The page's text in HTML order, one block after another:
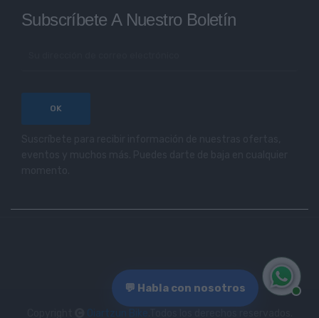
Subscríbete A Nuestro Boletín
Oiartzun Bike
💬 Habla con nosotros